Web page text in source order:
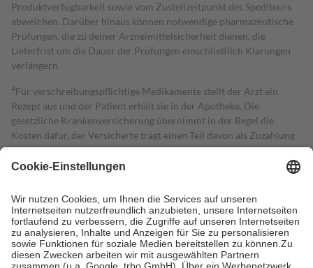
Produktverfügbarkeit sowie vom Zustellzeitpunkt des Spediteurs
abweichen. Darüber hinaus können notwendige pharmazeutische
Prüfungen, die zu deiner Arzneimittelsicherheit dienen, die
Lieferfrist um die Dauer der Prüfungen einschließlich Klärungen
verlängern.
4Für verschreibungspflichtige Medikamente stellt der Arzt ein
Rezept aus und der Patient erhält sie in der Apotheke. Die
gesetzliche Krankenversicherung übernimmt in der Regel die
Kosten dafür, der Versicherte trägt einen Teil davon als Zuzahlung
mit.
Grundsätzlich leisten Mitglieder Zuzahlungen in Höhe von zehn
höchstens zehn Euro.
Es sind jedoch nie mehr als die tatsächlichen
Kosten der Leistung zu entrichten.
Diese Regeln gelten grundsätzlich auch für Online-Apotheken.
Bei Heilmitteln und häuslicher Krankenpflege beträgt die
Zuzahlung zehn Prozent der Kosten sowie zehn Euro je